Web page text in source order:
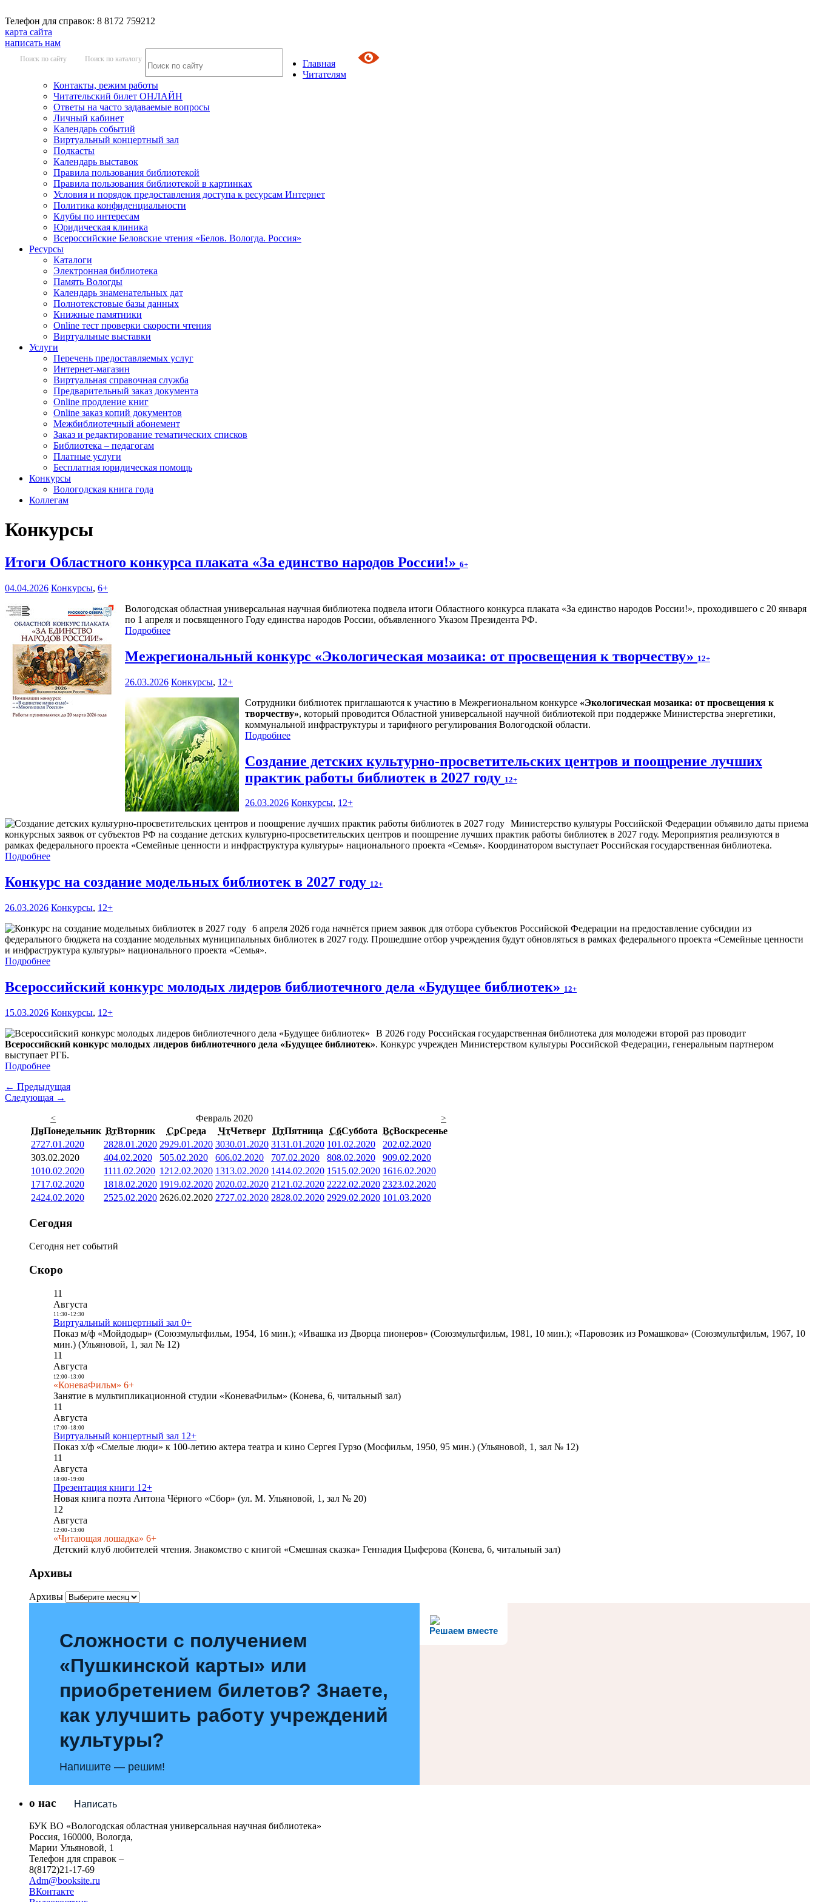
Телефон для справок: 8 8172 759212
карта сайта
написать нам
Поиск по сайту Поиск по каталогу
Главная
Читателям
Контакты, режим работы
Читательский билет ОНЛАЙН
Ответы на часто задаваемые вопросы
Личный кабинет
Календарь событий
Виртуальный концертный зал
Подкасты
Календарь выставок
Правила пользования библиотекой
Правила пользования библиотекой в картинках
Условия и порядок предоставления доступа к ресурсам Интернет
Политика конфиденциальности
Клубы по интересам
Юридическая клиника
Всероссийские Беловские чтения «Белов. Вологда. Россия»
Ресурсы
Каталоги
Электронная библиотека
Память Вологды
Календарь знаменательных дат
Полнотекстовые базы данных
Книжные памятники
Online тест проверки скорости чтения
Виртуальные выставки
Услуги
Перечень предоставляемых услуг
Интернет-магазин
Виртуальная справочная служба
Предварительный заказ документа
Online продление книг
Online заказ копий документов
Межбиблиотечный абонемент
Заказ и редактирование тематических списков
Библиотека – педагогам
Платные услуги
Бесплатная юридическая помощь
Конкурсы
Вологодская книга года
Коллегам
Конкурсы
Итоги Областного конкурса плаката «За единство народов России!» 6+
04.04.2026 Конкурсы, 6+
Вологодская областная универсальная научная библиотека подвела итоги Областного конкурса плаката «За единство народов России!», проходившего с 20 января
по 1 апреля и посвященного Году единства народов России, объявленного Указом Президента РФ.
Подробнее
Межрегиональный конкурс «Экологическая мозаика: от просвещения к творчеству» 12+
26.03.2026 Конкурсы, 12+
Сотрудники библиотек приглашаются к участию в Межрегиональном конкурсе «Экологическая мозаика: от просвещения к
творчеству», который проводится Областной универсальной научной библиотекой при поддержке Министерства энергетики,
коммунальной инфраструктуры и тарифного регулирования Вологодской области.
Подробнее
Создание детских культурно-просветительских центров и поощрение лучших
практик работы библиотек в 2027 году 12+
26.03.2026 Конкурсы, 12+
Министерство культуры Российской Федерации объявило даты приема
конкурсных заявок от субъектов РФ на создание детских культурно-просветительских центров и поощрение лучших практик работы библиотек в 2027 году. Мероприятия реализуются в
рамках федерального проекта «Семейные ценности и инфраструктура культуры» национального проекта «Семья». Координатором выступает Российская государственная библиотека.
Подробнее
Конкурс на создание модельных библиотек в 2027 году 12+
26.03.2026 Конкурсы, 12+
6 апреля 2026 года начнётся прием заявок для отбора субъектов Российской Федерации на предоставление субсидии из
федерального бюджета на создание модельных муниципальных библиотек в 2027 году. Прошедшие отбор учреждения будут обновляться в рамках федерального проекта «Семейные ценности
и инфраструктура культуры» национального проекта «Семья».
Подробнее
Всероссийский конкурс молодых лидеров библиотечного дела «Будущее библиотек» 12+
15.03.2026 Конкурсы, 12+
В 2026 году Российская государственная библиотека для молодежи второй раз проводит
Всероссийский конкурс молодых лидеров библиотечного дела «Будущее библиотек». Конкурс учрежден Министерством культуры Российской Федерации, генеральным партнером
выступает РГБ.
Подробнее
← Предыдущая
Следующая →
<
Февраль 2020
>
ПнПонедельник ВтВторник СрСреда ЧтЧетверг ПтПятница СбСуббота ВсВоскресенье
2727.01.2020 2828.01.2020 2929.01.2020 3030.01.2020 3131.01.2020 101.02.2020 202.02.2020
303.02.2020 404.02.2020 505.02.2020 606.02.2020 707.02.2020 808.02.2020 909.02.2020
1010.02.2020 1111.02.2020 1212.02.2020 1313.02.2020 1414.02.2020 1515.02.2020 1616.02.2020
1717.02.2020 1818.02.2020 1919.02.2020 2020.02.2020 21 21.02.2020 2222.02.2020 2323.02.2020
2424.02.2020 2525.02.2020 2626.02.2020 2727.02.2020 2828.02.2020 2929.02.2020 101.03.2020
Сегодня
Сегодня нет событий
Скоро
11
Августа
11:30- 12:30
Виртуальный концертный зал 0+
Показ м/ф «Мойдодыр» (Союзмультфильм, 1954, 16 мин.); «Ивашка из Дворца пионеров» (Союзмультфильм, 1981, 10 мин.); «Паровозик из Ромашкова» (Союзмультфильм, 1967, 10
мин.) (Ульяновой, 1, зал № 12)
11
Августа
12:00- 13:00
«КоневаФильм» 6+
Занятие в мультипликационной студии «КоневаФильм» (Конева, 6, читальный зал)
11
Августа
17:00- 18:00
Виртуальный концертный зал 12+
Показ х/ф «Смелые люди» к 100-летию актера театра и кино Сергея Гурзо (Мосфильм, 1950, 95 мин.) (Ульяновой, 1, зал № 12)
11
Августа
18:00- 19:00
Презентация книги 12+
Новая книга поэта Антона Чёрного «Сбор» (ул. М. Ульяновой, 1, зал № 20)
12
Августа
12:00- 13:00
«Читающая лошадка» 6+
Детский клуб любителей чтения. Знакомство с книгой «Смешная сказка» Геннадия Цыферова (Конева, 6, читальный зал)
Архивы
Архивы
Решаем вместе
Сложности с получением
«Пушкинской карты» или
приобретением билетов? Знаете,
как улучшить работу учреждений
культуры?
Напишите — решим!
Написать
о нас
БУК ВО «Вологодская областная универсальная научная библиотека»
Россия, 160000, Вологда,
Марии Ульяновой, 1
Телефон для справок –
8(8172)21-17-69
Adm@booksite.ru
ВКонтакте